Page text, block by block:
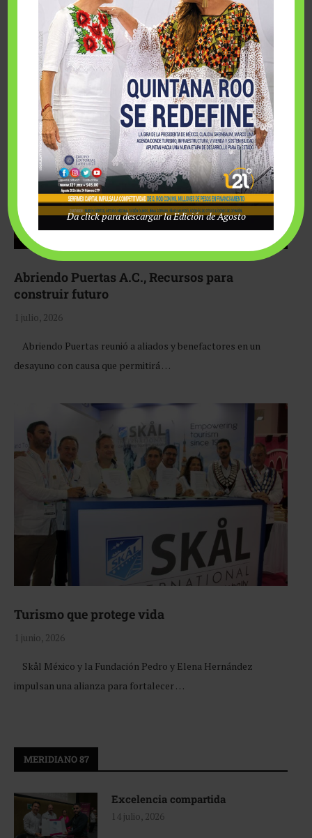
Fairmont Mayakoba y Make-A-Wish México unieron
esfuerzos para hacer realidad el deseo de una …
Abriendo Puertas A.C., Recursos para
construir futuro
1 julio, 2026
Abriendo Puertas reunió a aliados y benefactores en un
desayuno con causa que permitirá …
Turismo que protege vida
1 junio, 2026
Skål México y la Fundación Pedro y Elena Hernández
impulsan una alianza para fortalecer …
MERIDIANO 87
Excelencia compartida
14 julio, 2026
Da click para descargar la Edición de Agosto